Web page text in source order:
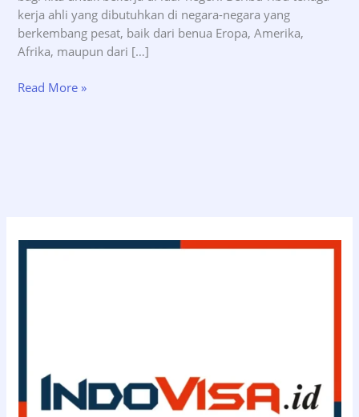
kerja ahli yang dibutuhkan di negara-negara yang
berkembang pesat, baik dari benua Eropa, Amerika,
Afrika, maupun dari […]
Syarat
Read More »